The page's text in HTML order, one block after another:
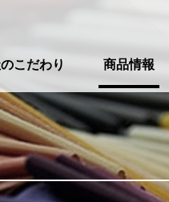
こだわり 商品情報